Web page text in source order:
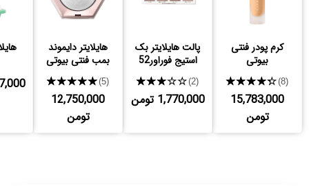
کرم پودر فنتی
بیوتی
★★★★★(8)
15,783,000
تومن
پالت هایلایتر بک
استیج فوراور52
★★★★★(2)
1,770,000 تومن
هایلایتر دایموند
بمب فنتی بیوتی
★★★★★(5)
12,750,000
تومن